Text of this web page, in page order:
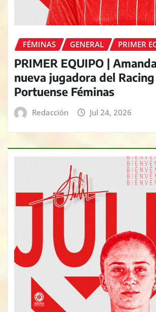
FÉMINAS GENERAL PRIMER
PRIMER EQUIPO |
nueva jugadora del
Portuense Féminas
Redacción Jul 24, 2026